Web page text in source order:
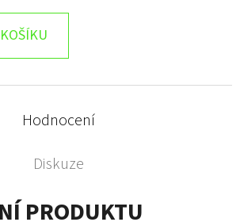
Hodnocení
Diskuze
PRODUKTU